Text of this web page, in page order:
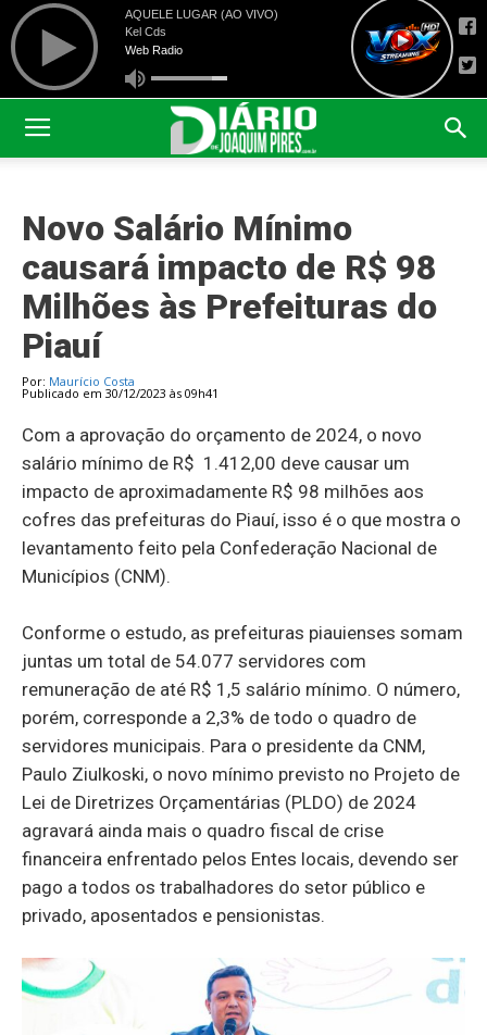
Novo Salário Mínimo
causará impacto de R$ 98
Milhões às Prefeituras do
Piauí
Por: Maurício Costa
Publicado em 30/12/2023 às 09h41
Com a aprovação do orçamento de 2024, o novo
salário mínimo de R$ 1.412,00 deve causar um
impacto de aproximadamente R$ 98 milhões aos
cofres das prefeituras do Piauí, isso é o que mostra o
levantamento feito pela Confederação Nacional de
Municípios (CNM).
Conforme o estudo, as prefeituras piauienses somam
juntas um total de 54.077 servidores com
remuneração de até R$ 1,5 salário mínimo. O número,
porém, corresponde a 2,3% de todo o quadro de
servidores municipais. Para o presidente da CNM,
Paulo Ziulkoski, o novo mínimo previsto no Projeto de
Lei de Diretrizes Orçamentárias (PLDO) de 2024
agravará ainda mais o quadro fiscal de crise
financeira enfrentado pelos Entes locais, devendo ser
pago a todos os trabalhadores do setor público e
privado, aposentados e pensionistas.